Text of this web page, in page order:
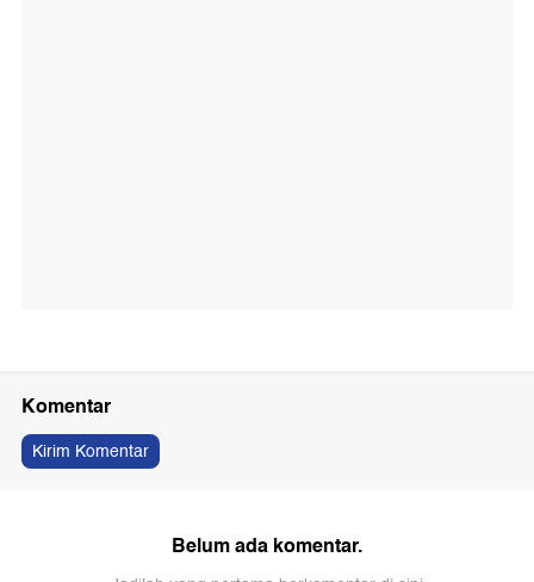
Komentar
Kirim Komentar
Belum ada komentar.